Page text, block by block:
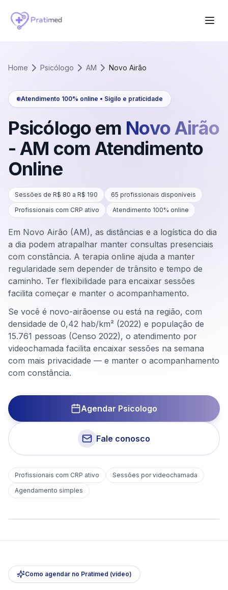
Home Psicólogo AM Novo Airão
Atendimento 100% online • Sigilo e praticidade
Psicólogo em Novo Airão
-AM com Atendimento
Online
Sessões de R$ 80 a R$ 190 65 profissionais disponíveis
Profissionais com CRP ativo
Atendimento 100% online
Em Novo Airão (AM), as distâncias e a logística do dia
a dia podem atrapalhar manter consultas presenciais
com constância. A terapia online ajuda a manter
regularidade sem depender de trânsito e tempo de
caminho. Ter flexibilidade para encaixar sessões
facilita começar e manter o acompanhamento.
Se você é novo-airãoense ou está na região, com
densidade de 0,42 hab/km² (2022) e população de
15.761 pessoas (Censo 2022), o atendimento por
videochamada facilita encaixar sessões na semana
com mais privacidade — e manter o acompanhamento
com constância.
Agendar Psicologo
Fale conosco
Profissionais com CRP ativo
Sessões por videochamada
Agendamento simples
Como agendar no Pratimed (vídeo)